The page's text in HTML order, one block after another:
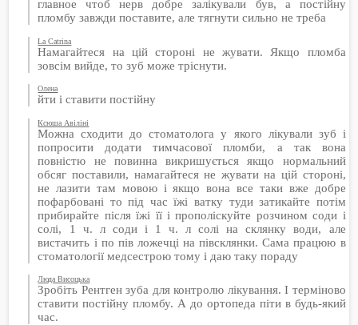
главное чтоб нерв добре залікували був, а постійну
пломбу завжди поставите, але тягнути сильно не треба
La Catrina
Намагайтеся на цій стороні не жувати. Якщо пломба
зовсім вийде, то зуб може тріснути.
Олена
йти і ставити постійну
Ксюша Авіліні
Можна сходити до стоматолога у якого лікували зуб і
попросити додати тимчасової пломби, а так вона
повністю не повинна викришується якщо нормальний
обсяг поставили, намагайтеся не жувати на цій стороні,
не лазити там мовою і якщо вона все таки вже добре
пофарбовані то під час їжі ватку туди затикайте потім
прибирайте після їжі її і прополіскуйте розчином соди і
солі, 1 ч. л соди і 1 ч. л солі на склянку води, але
вистачить і по пів ложечці на півсклянки. Сама працюю в
стоматології медсестрою тому і даю таку пораду
Люда Висоцька
Зробіть Рентген зуба для контролю лікування. І терміново
ставити постійну пломбу. А до ортопеда піти в будь-який
час.